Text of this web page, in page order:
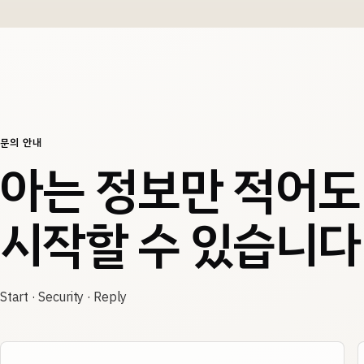
문의 안내
아는 정보만 적어
시작할 수 있습니다
Start · Security · Reply